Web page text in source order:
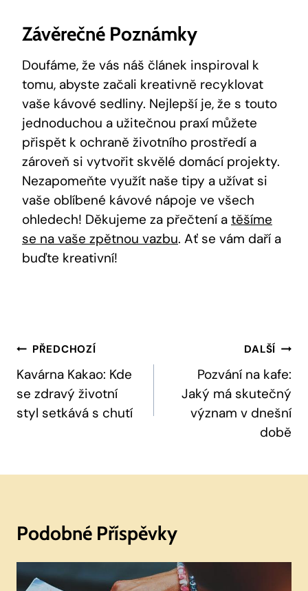
Závěrečné Poznámky
Doufáme, že vás náš článek inspiroval k
tomu, abyste začali kreativně recyklovat
vaše kávové sedliny. Nejlepší je, že s touto
jednoduchou a užitečnou praxí můžete
přispět k ochraně životního prostředí a
zároveň si vytvořit skvělé domácí projekty.
Nezapomeňte využít naše tipy a užívat si
vaše oblíbené kávové nápoje ve všech
ohledech! Děkujeme za přečtení a těšíme
se na vaše zpětnou vazbu. Ať se vám daří a
buďte kreativní!
Navigace
Pro
Příspěvek
PŘEDCHOZÍ
Kavárna Kakao: Kde
se zdravý životní
styl setkává s chutí
DALŠÍ
Pozvání na kafe:
Jaký má skutečný
význam v dnešní
době
Podobné Příspěvky